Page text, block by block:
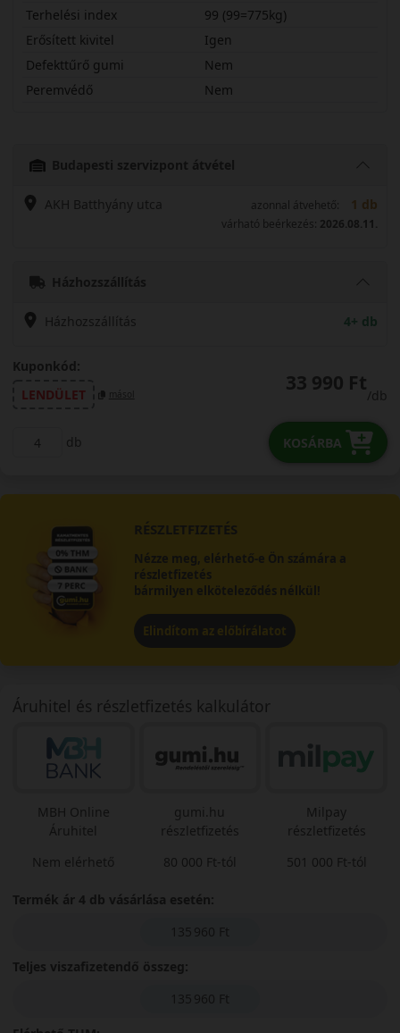
Terhelési index
99 (99=775kg)
Erősített kivitel
Igen
Defekttűrő gumi
Nem
Peremvédő
Nem
Budapesti szervizpont átvétel
AKH Batthyány utca azonnal átvehető: 1 db
várható beérkezés: 2026.08.11.
Házhozszállítás
Házhozszállítás 4+ db
Kuponkód:
LENDÜLET
másol 33 990 Ft
/db
db KOSÁRBA
RÉSZLETFIZETÉS
Nézze meg, elérhető-e Ön számára a
részletfizetés
bármilyen elköteleződés nélkül!
Elindítom az előbírálatot
Áruhitel és részletfizetés kalkulátor
MBH Online
Áruhitel
Nem elérhető
gumi.hu
részletfizetés
80 000 Ft-tól
Milpay
részletfizetés
501 000 Ft-tól
Termék ár 4 db vásárlása esetén:
135 960 Ft
Teljes viszafizetendő összeg:
135 960 Ft